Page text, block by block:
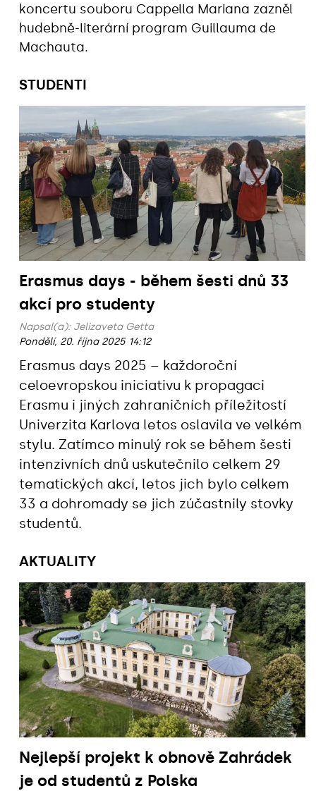
koncertu souboru Cappella Mariana zazněl
hudebně-literární program Guillauma de
Machauta.
STUDENTI
Erasmus days - během šesti dnů 33
akcí pro studenty
Napsal(a): Jelizaveta Getta
Pondělí, 20. října 2025 14:12
Erasmus days 2025 – každoroční
celoevropskou iniciativu k propagaci
Erasmu i jiných zahraničních příležitostí
Univerzita Karlova letos oslavila ve velkém
stylu. Zatímco minulý rok se během šesti
intenzivních dnů uskutečnilo celkem 29
tematických akcí, letos jich bylo celkem
33 a dohromady se jich zúčastnily stovky
studentů.
AKTUALITY
Nejlepší projekt k obnově Zahrádek
je od studentů z Polska